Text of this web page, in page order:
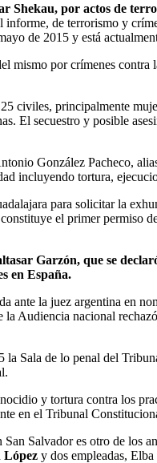
Shekau, por actos de
informe, de terrorismo y
de 2015 y está
por crímenes contra
civiles, principalmente
El secuestro y posible
González Pacheco,
incluyendo tortura,
para solicitar la
el primer permiso
Garzón, que se
en España.
ante la juez argentina en
Audiencia nacional
la Sala de lo penal del
y tortura contra los
en el Tribunal
Salvador es otro de los
López y dos empleadas,